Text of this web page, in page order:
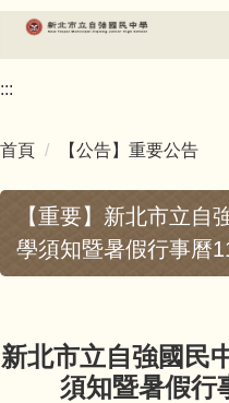
跳
要
容
:::
首頁 【公告】重要公告
【重要】新北市立自
學須知暨暑假行事曆
新北市立自強國民
須知暨暑假行